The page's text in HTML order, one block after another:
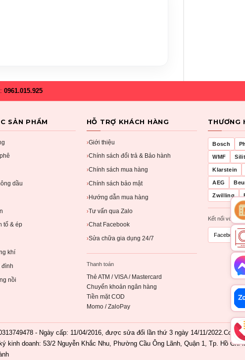
0961.015.925
SẢN PHẨM
dầu
tố & ép
khí
nồi
HỖ TRỢ KHÁCH HÀNG
›Giới thiệu
›Chính sách đổi trả & Bảo hành
›Chính sách mua hàng
›Chính sách bảo mật
›Hướng dẫn mua hàng
›Tư vấn qua Zalo
›Chat Facebook
›Sửa chữa gia dụng 24/7
Thanh toán
Thẻ ATM / VISA / Mastercard
Chuyển khoản ngân hàng
Tiền mặt COD
Momo / ZaloPay
THƯƠNG
Bosch
WMF Silit
Klarstein
AEG
Zwilling
Kết nối với
Facebook
- Ngày cấp: 11/04/2016, được sửa đổi lần thứ 3 ngày 14/11/2022.Cơ
kinh doanh: 53/2 Nguyễn Khắc Nhu, Phường Cầu Ông Lãnh, Quận 1, Tp. Hồ Chí